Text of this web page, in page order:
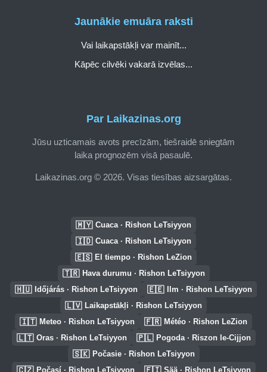
Par Laikazinas.org
Jūsu uzticamais avots precīzām, tiešraidē sniegtām
laika prognozēm visā pasaulē.
Laikazinas.org © 2026. Visas tiesības aizsargātas.
Jaunākie emuāra raksti
Vai laikapstākļi var mainīt...
Kāpēc cilvēki vakarā izvēlas...
🇲🇾 Cuaca · Rishon LeTsiyyon
🇮🇩 Cuaca · Rishon LeTsiyyon
🇪🇸 El tiempo · Rishon LeZion
🇹🇷 Hava durumu · Rishon LeTsiyyon
🇭🇺 Időjárás · Rishon LeTsiyyon 🇪🇪 Ilm · Rishon LeTsiyyon
🇱🇻 Laikapstākļi · Rishon LeTsiyyon
🇮🇹 Meteo · Rishon LeTsiyyon 🇫🇷 Météo · Rishon LeZion
🇱🇹 Oras · Rishon LeTsiyyon 🇵🇱 Pogoda · Riszon le-Cijjon
🇸🇰 Počasie · Rishon LeTsiyyon
Počasí · Rishon LeTsiyyon Sää · Rishon LeTsiyyon